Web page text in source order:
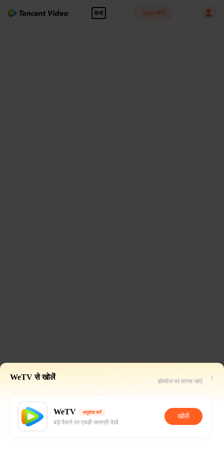
हिन्दी App खोलें
WeTV से खोलें होमपेज पर वापस जाएं
WeTV अनुशंसा करें
बड़े पैमाने पर एचडी सामग्री देखें
खोलें